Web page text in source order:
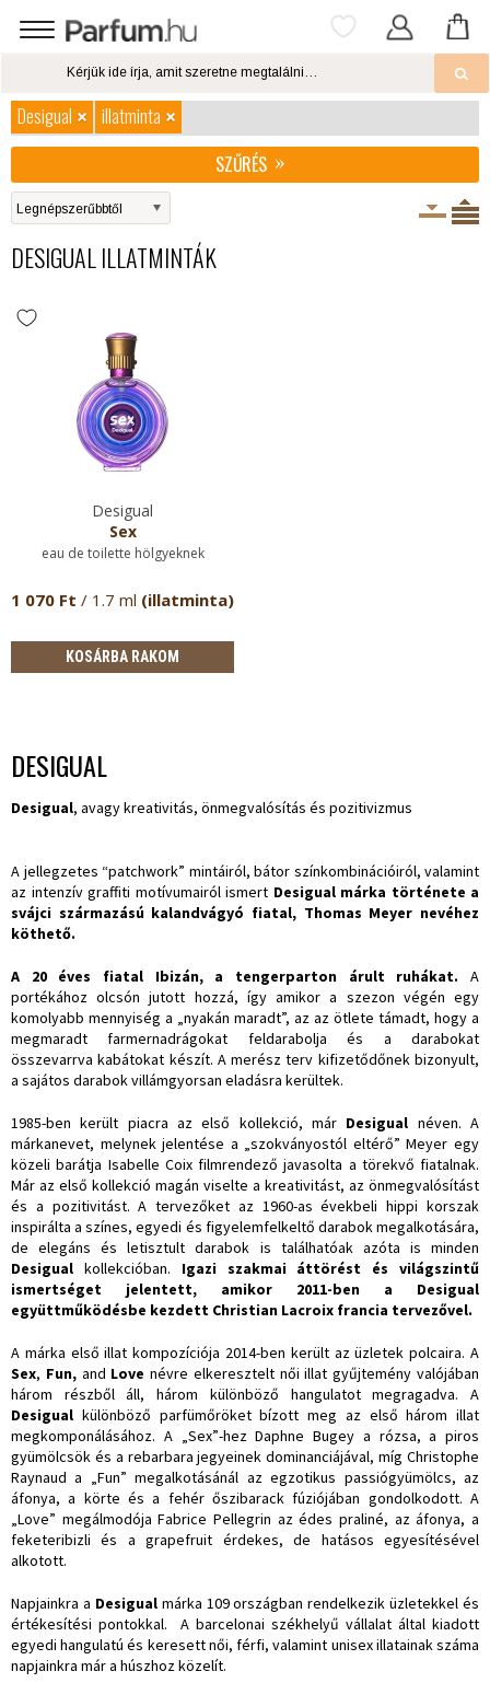
Desigual
illatminta
SZŰRÉS
DESIGUAL ILLATMINTÁK
Desigual
Sex
eau de toilette hölgyeknek
1 070 Ft / 1.7 ml (illatminta)
KOSÁRBA RAKOM
DESIGUAL
Desigual, avagy kreativitás, önmegvalósítás és pozitivizmus
A jellegzetes “patchwork” mintáiról, bátor színkombinációiról, valamint
az intenzív graffiti motívumairól ismert Desigual márka története a
svájci származású kalandvágyó fiatal, Thomas Meyer nevéhez
köthető.
A 20 éves fiatal Ibizán, a tengerparton árult ruhákat. A
portékához olcsón jutott hozzá, így amikor a szezon végén egy
komolyabb mennyiség a „nyakán maradt”, az az ötlete támadt, hogy a
megmaradt farmernadrágokat feldarabolja és a darabokat
összevarrva kabátokat készít. A merész terv kifizetődőnek bizonyult,
a sajátos darabok villámgyorsan eladásra kerültek.
1985-ben került piacra az első kollekció, már Desigual néven. A
márkanevet, melynek jelentése a „szokványostól eltérő” Meyer egy
közeli barátja Isabelle Coix filmrendező javasolta a törekvő fiatalnak.
Már az első kollekció magán viselte a kreativitást, az önmegvalósítást
és a pozitivitást. A tervezőket az 1960-as évekbeli hippi korszak
inspirálta a színes, egyedi és figyelemfelkeltő darabok megalkotására,
de elegáns és letisztult darabok is találhatóak azóta is minden
Desigual kollekcióban. Igazi szakmai áttörést és világszintű
ismertséget jelentett, amikor 2011-ben a Desigual
együttműködésbe kezdett Christian Lacroix francia tervezővel.
A márka első illat kompozíciója 2014-ben került az üzletek polcaira. A
Sex, Fun,and Love névre elkeresztelt női illat gyűjtemény valójában
három részből áll, három különböző hangulatot megragadva. A
Desigual különböző parfümőröket bízott meg az első három illat
megkomponálásához. A „Sex”-hez Daphne Bugey a rózsa, a piros
gyümölcsök és a rebarbara jegyeinek dominanciájával, míg Christophe
Raynaud a „Fun” megalkotásánál az egzotikus passiógyümölcs, az
áfonya, a körte és a fehér őszibarack fúziójában gondolkodott. A
„Love” megálmodója Fabrice Pellegrin az édes praliné, az áfonya, a
feketeribizli és a grapefruit érdekes, de hatásos egyesítésével
alkotott.
Napjainkra a Desigualmárka 109 országban rendelkezik üzletekkel és
értékesítési pontokkal. A barcelonai székhelyű vállalat által kiadott
egyedi hangulatú és keresett női, férfi, valamint unisex illatainak száma
napjainkra már a húszhoz közelít.